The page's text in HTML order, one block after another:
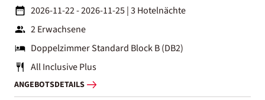
2026-11-22 - 2026-11-25|3 Hotelnächte
2 Erwachsene
Doppelzimmer Standard Block B (DB2)
All Inclusive Plus
ANGEBOTSDETAILS